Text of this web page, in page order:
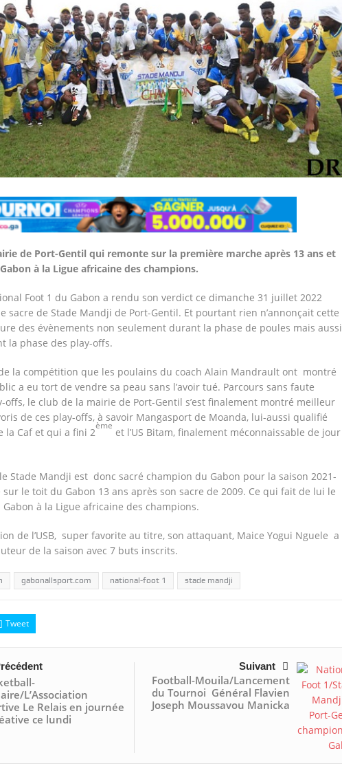
de Port-Gentil qui remonte sur la première marche après 13 ans et
à la Ligue africaine des champions.
Foot 1 du Gabon a rendu son verdict ce dimanche 31 juillet 2022
sacre de Stade Mandji de Port-Gentil. Et pourtant rien n’annonçait cette
des évènements non seulement durant la phase de poules mais aussi
la phase des play-offs.
la compétition que les poulains du coach Alain Mandrault ont montré
a eu tort de vendre sa peau sans l’avoir tué. Parcours sans faute
offs, le club de la mairie de Port-Gentil s’est finalement montré meilleur
de ces play-offs, à savoir Mangasport de Moanda, lui-aussi qualifié
la Caf et qui a fini 2
ème
et l’US Bitam, finalement méconnaissable de jour
Stade Mandji est donc sacré champion du Gabon pour la saison 2021-
le toit du Gabon 13 ans après son sacre de 2009. Ce qui fait de lui le
à la Ligue africaine des champions.
de l’USB, super favorite au titre, son attaquant, Maice Yogui Nguele a
de la saison avec 7 buts inscrits.
gabonallsport.com national-foot 1 stade mandji
Tweet
L’Association
Le Relais en journée
ce lundi
Suivant
Football-Mouila/Lancement
du Tournoi Général Flavien
Joseph Moussavou Manicka